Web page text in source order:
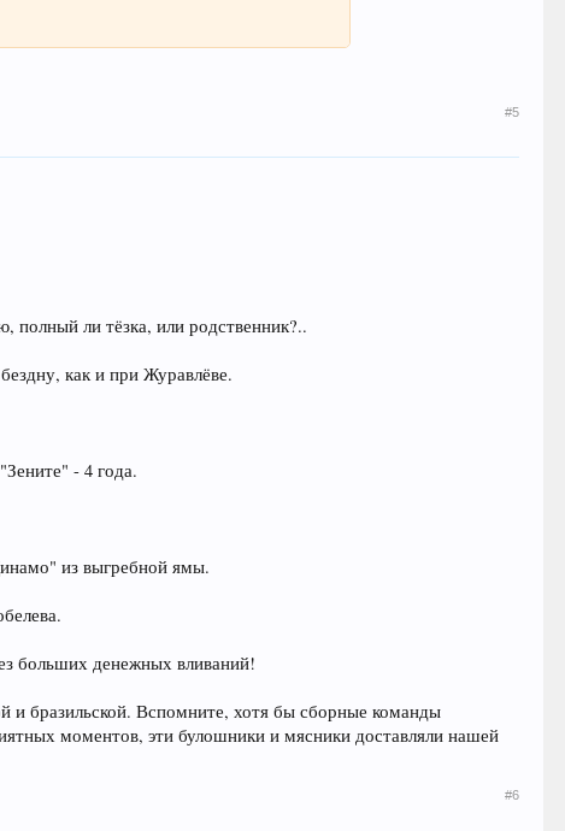
#5
ли тёзка, или родственник?..
как и при Журавлёве.
- 4 года.
из выгребной ямы.
больших денежных вливаний!
и бразильской. Вспомните, хотя бы сборные команды
моментов, эти булошники и мясники доставляли нашей
#6